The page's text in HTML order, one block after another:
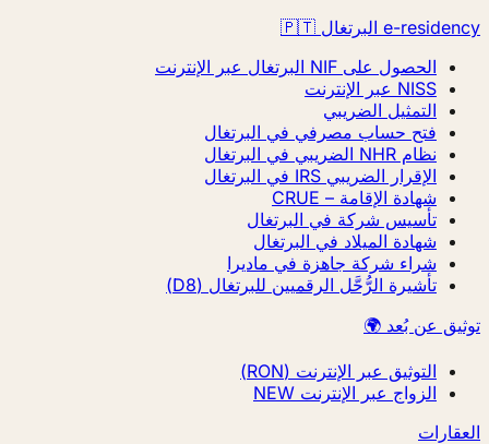
e-residency البرتغال 🇵🇹
الحصول على NIF البرتغال عبر الإنترنت
NISS عبر الإنترنت
التمثيل الضريبي
فتح حساب مصرفي في البرتغال
نظام NHR الضريبي في البرتغال
الإقرار الضريبي IRS في البرتغال
شهادة الإقامة – CRUE
تأسيس شركة في البرتغال
شهادة الميلاد في البرتغال
شراء شركة جاهزة في ماديرا
تأشيرة الرُّحَّل الرقميين للبرتغال (D8)
توثيق عن بُعد 🌍
التوثيق عبر الإنترنت (RON)
الزواج عبر الإنترنت NEW
العقارات